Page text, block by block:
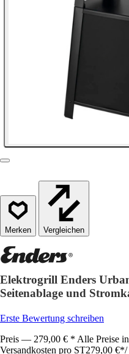
Vergleichen
Elektrogrill Enders
Seitenablage und
Erste Bewertung schreiben
Preis — 279,00 € * Alle Preise
Versandkosten pro ST279,00 €*/